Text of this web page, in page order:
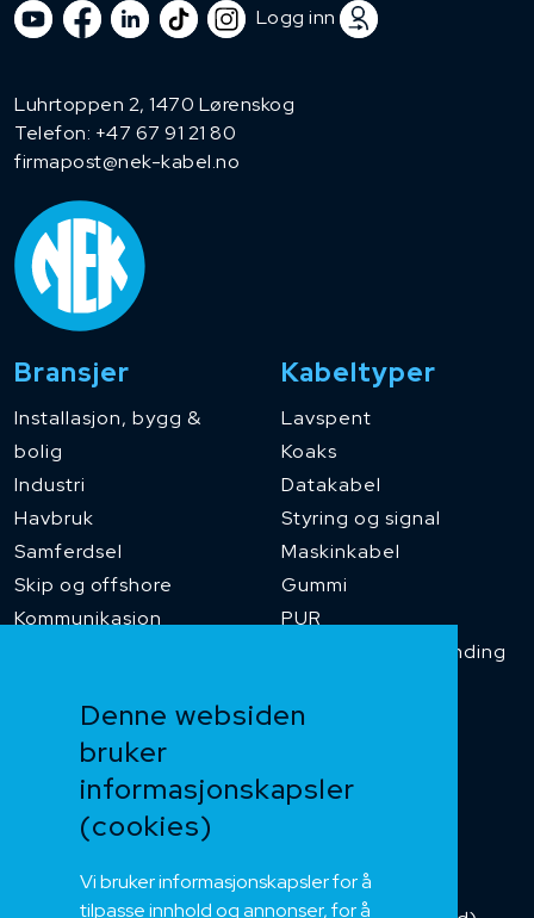
Denne websiden
bruker
informasjonskapsler
(cookies)
Vi bruker informasjonskapsler for å
tilpasse innhold og annonser, for å
Logg inn
Luhrtoppen 2, 1470 Lørenskog
Telefon: +47 67 91 21 80
firmapost@nek-kabel.no
Bransjer
Installasjon, bygg &
bolig
Industri
Havbruk
Samferdsel
Skip og offshore
Kommunikasjon
Kabeltyper
Lavspent
Koaks
Datakabel
Styring og signal
Maskinkabel
Gummi
PUR
Temperaturbestanding
Heis og kran
Kategorikabel
Installasjonskabel